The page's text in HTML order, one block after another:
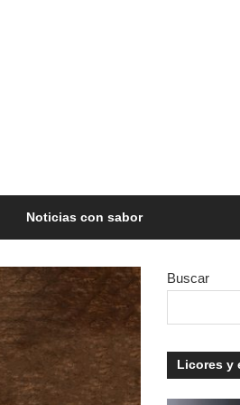
Noticias con sabor
Buscar
Licores y